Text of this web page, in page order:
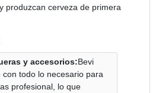
produzcan cerveza de primera
y accesorios:Bevi
todo lo necesario para
profesional, lo que